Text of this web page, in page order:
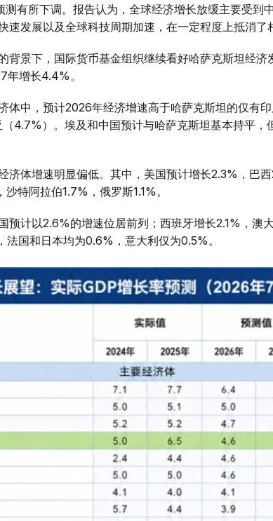
有所下调。报告认为，全球经济增长放缓主要受到
速发展以及全球科技周期加速，在一定程度上抵消了
背景下，国际货币基金组织继续看好哈萨克斯坦经
增长4.4%。
体中，预计2026年经济增速高于哈萨克斯坦的仅有
（4.7%）。埃及和中国预计与哈萨克斯坦基本持平
济体增速明显偏低。其中，美国预计增长2.3%，巴
特阿拉伯1.7%，俄罗斯1.1%。
预计以2.6%的增速位居前列；西班牙增长2.1%，澳
国和日本均为0.6%，意大利仅为0.5%。